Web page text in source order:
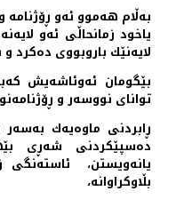
به‌ڵام هه‌موو ئه‌و ڕۆژنامه‌
یاخود زمانحاڵی ئه‌و
لایه‌نێك باروبووی ده‌كرد
بێگومان ئه‌وئاشه‌یش
توانای نووسه‌ر و
ڕابردنی ماوه‌یه‌ك
ده‌سپێكردنی شه‌ڕی
یانه‌ویستن،
بڵاوكراوانه‌،